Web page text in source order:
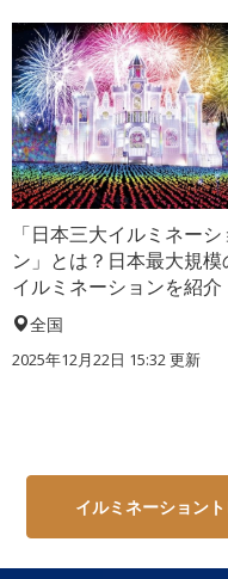
「日本三大イルミネーシ
ン」とは？日本最大規模
イルミネーションを紹介
全国
2025年12月22日 15:32 更新
イルミネーション